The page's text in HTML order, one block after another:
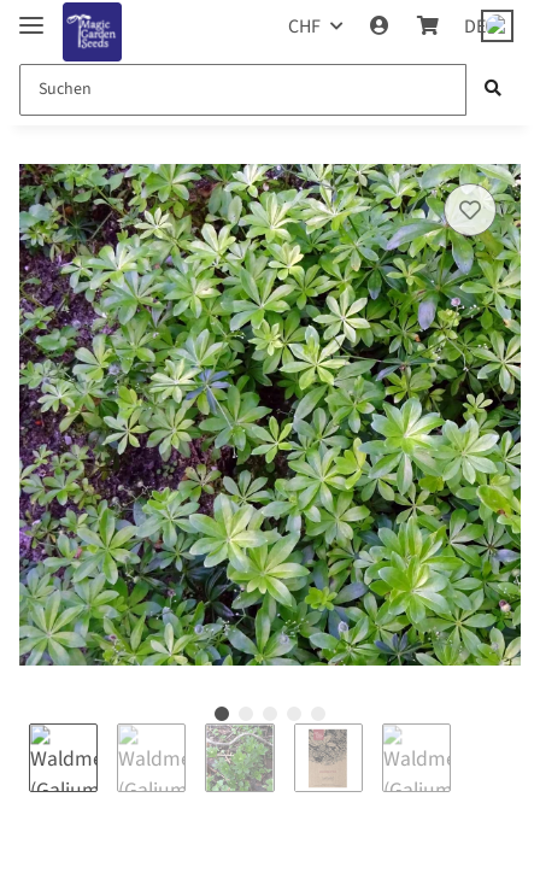
CHF DE